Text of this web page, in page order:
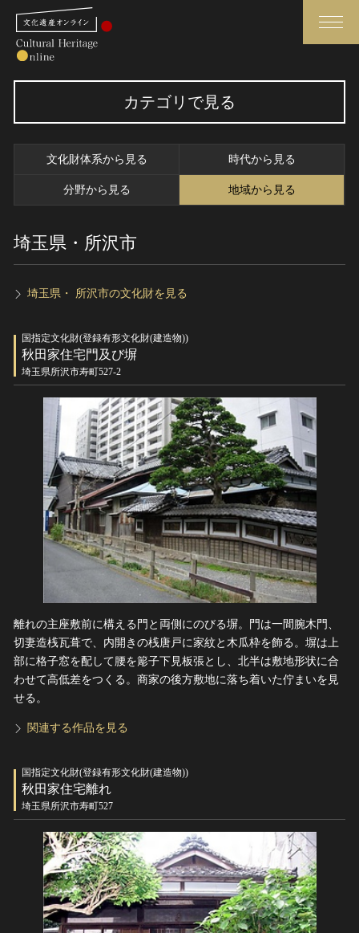
さらに詳細検索
トップ
作品一覧
カテゴリで見る
全国の美術館・博物館
世界遺産
無形文化遺産
動画で見る無形の文化財
博物館、美術館の皆さまへ
お知らせ一覧
関連サイトリンク
サイトマップ
サイトのご意見はこちら
文化遺産データベース
国指定文化財等データベース
カテゴリで見る
文化財体系から見る 時代から見る
分野から見る 地域から見る
埼玉県・所沢市
埼玉県・ 所沢市の文化財を見る
国指定文化財(登録有形文化財(建造物))
秋田家住宅門及び塀
埼玉県所沢市寿町527-2
離れの主座敷前に構える門と両側にのびる塀。門は一間腕木門、
切妻造桟瓦葺で、内開きの桟唐戸に家紋と木瓜枠を飾る。塀は上
部に格子窓を配して腰を簓子下見板張とし、北半は敷地形状に合
わせて高低差をつくる。商家の後方敷地に落ち着いた佇まいを見
せる。
関連する作品を見る
国指定文化財(登録有形文化財(建造物))
秋田家住宅離れ
埼玉県所沢市寿町527